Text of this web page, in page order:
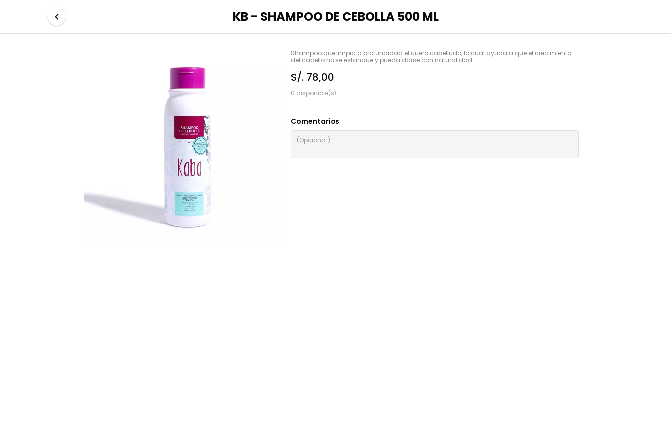
KB - SHAMPOO DE CEBOLLA 500 ML
Shampoo que limpia a profundidad el cuero cabelludo, lo cual ayuda a que el crecimiento
del cabello no se estanque y pueda darse con naturalidad.
S/. 78,00
0 disponible(s)
Comentarios